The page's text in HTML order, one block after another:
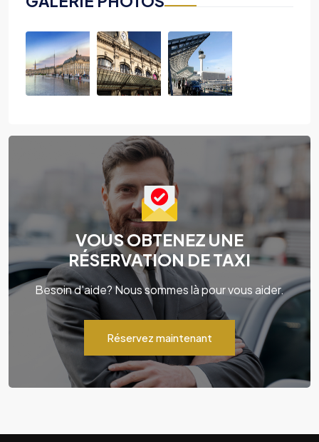
VOUS OBTENEZ UNE
RÉSERVATION DE TAXI
Besoin d'aide? Nous sommes là pour vous aider.
Réservez maintenant